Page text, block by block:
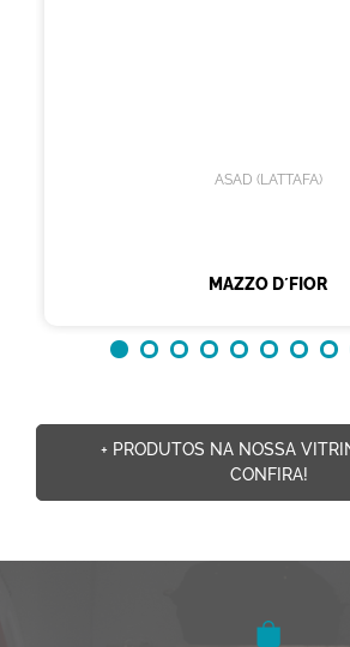
ASAD (LATTAFA)
MAZZO D´FIOR
+ PRODUTOS NA NOSSA
CONFIRA!